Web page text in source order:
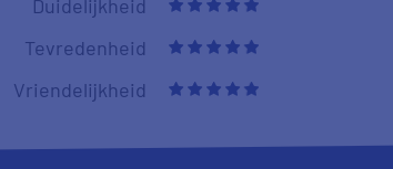
Duidelijkheid
Tevredenheid
Vriendelijkheid